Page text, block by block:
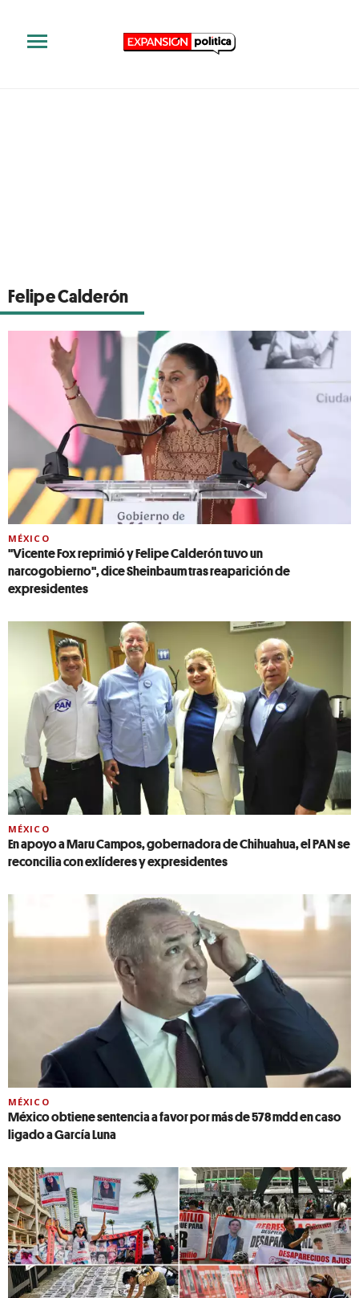
Felipe Calderón
MÉXICO
''Vicente Fox reprimió y Felipe Calderón tuvo un
narcogobierno'', dice Sheinbaum tras reaparición de
expresidentes
MÉXICO
En apoyo a Maru Campos, gobernadora de Chihuahua, el PAN se
reconcilia con exlíderes y expresidentes
MÉXICO
México obtiene sentencia a favor por más de 578 mdd en caso
ligado a García Luna